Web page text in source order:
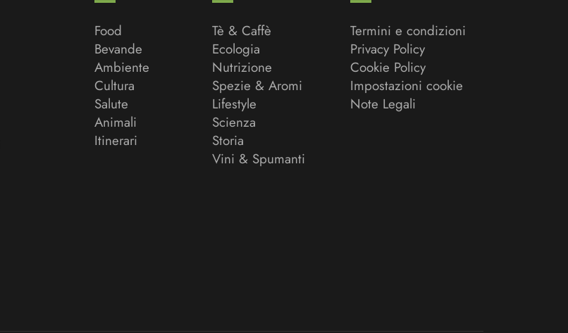
Food
Bevande
Ambiente
Cultura
Salute
Animali
Itinerari
Tè & Caffè
Ecologia
Nutrizione
Spezie & Aromi
Lifestyle
Scienza
Storia
Vini & Spumanti
Termini e condizioni
Privacy Policy
Cookie Policy
Impostazioni cookie
Note Legali